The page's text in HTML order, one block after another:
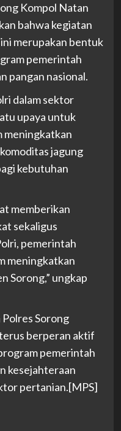
Kompol Natan
bahwa kegiatan
merupakan bentuk
pemerintah
pangan nasional.
dalam sektor
upaya untuk
meningkatkan
jagung
kebutuhan
memberikan
sekaligus
pemerintah
meningkatkan
Sorong,” ungkap
Sorong
berperan aktif
pemerintah
kesejahteraan
pertanian.[MPS]